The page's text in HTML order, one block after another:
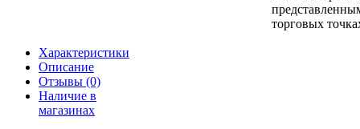
торговых
Характеристики
Описание
Отзывы (0)
Наличие в
магазинах